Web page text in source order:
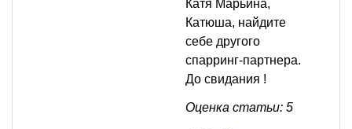
Катя Марьина,
Катюша, найдите
себе другого
спарринг-партнера.
До свидания !
Оценка статьи: 5